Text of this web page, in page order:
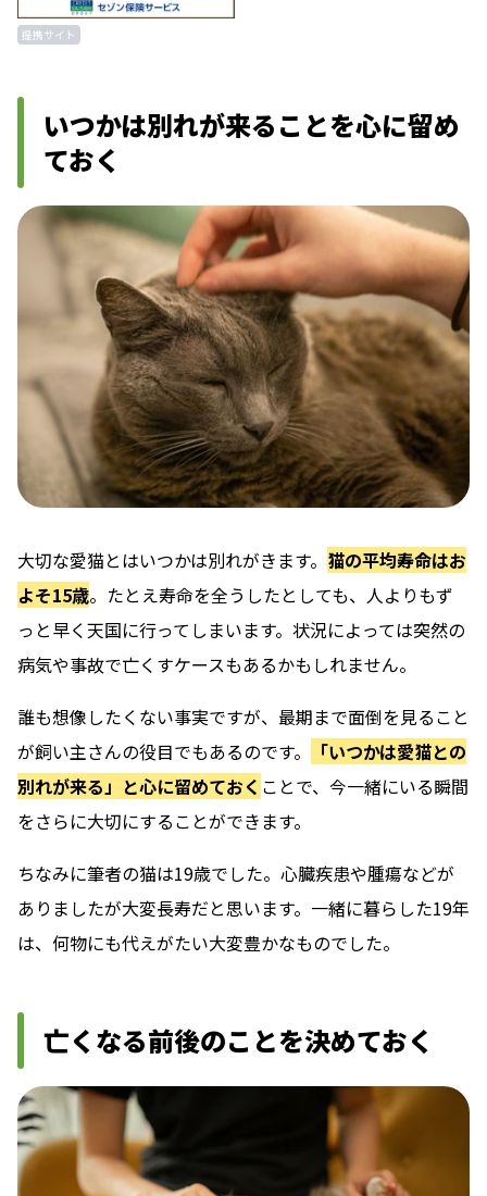
提携サイト
いつかは別れが来ることを心に留め
ておく
大切な愛猫とはいつかは別れがきます。 猫の平均寿命はお
よそ15歳。たとえ寿命を全うしたとしても、人よりもず
っと早く天国に行ってしまいます。状況によっては突然の
病気や事故で亡くすケースもあるかもしれません。
誰も想像したくない事実ですが、最期まで面倒を見ること
が飼い主さんの役目でもあるのです。
「いつかは愛猫との
別れが来る」と心に留めておく ことで、今一緒にいる瞬間
をさらに大切にすることができます。
ちなみに筆者の猫は19歳でした。心臓疾患や腫瘍などが
ありましたが大変長寿だと思います。一緒に暮らした19年
は、何物にも代えがたい大変豊かなものでした。
亡くなる前後のことを決めておく